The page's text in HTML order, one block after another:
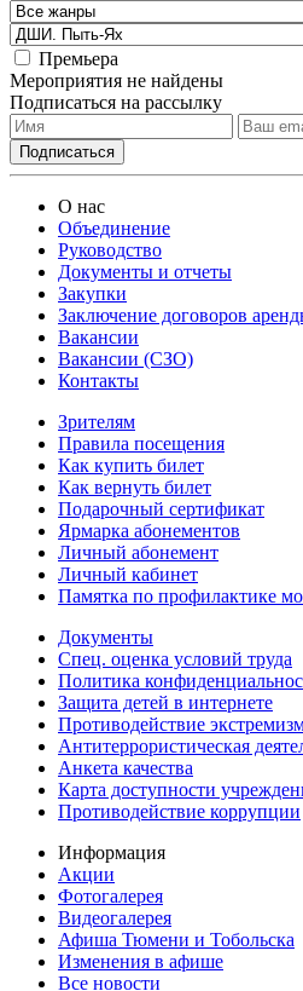
Премьера
Мероприятия не найдены
Подписаться на рассылку
О нас
Объединение
Руководство
Документы и отчеты
Закупки
Заключение договоров
Вакансии
Вакансии (СЗО)
Контакты
Зрителям
Правила посещения
Как купить билет
Как вернуть билет
Подарочный сертификат
Ярмарка абонементов
Личный абонемент
Личный кабинет
Памятка по профилактике
Документы
Спец. оценка условий труда
Политика
Защита детей в интернете
Противодействие
Антитеррористическая
Анкета качества
Карта доступности
Противодействие коррупции
Информация
Акции
Фотогалерея
Видеогалерея
Афиша Тюмени и Тобольска
Изменения в афише
Все новости